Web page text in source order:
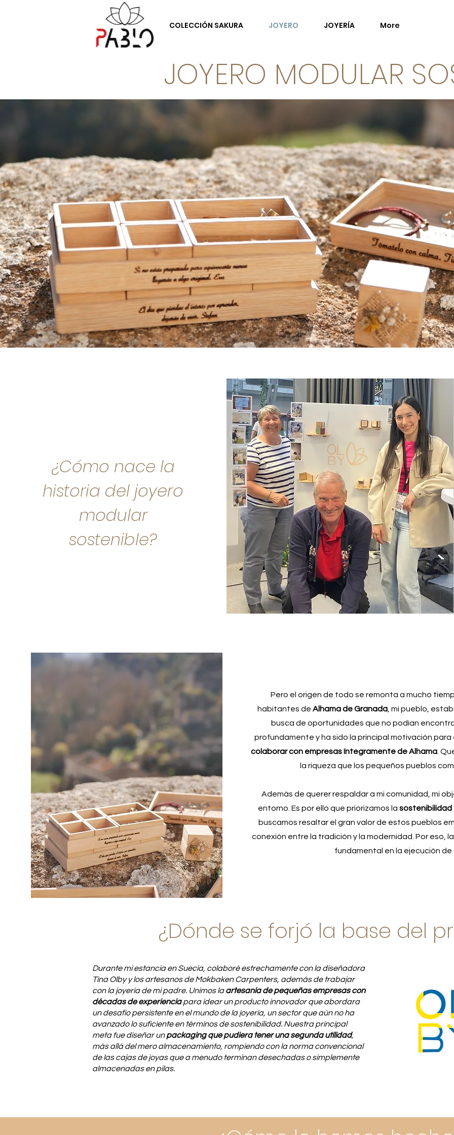
COLECCIÓN SAKURA JOYERO JOYERÍA More
JOYERO MODULAR
¿Cómo nace la
historia del joyero
modular
sostenible?
Pero el origen de todo se remonta a mucho
habitantes de Alhama de Granada, mi pueblo,
busca de oportunidades que no podían
profundamente y ha sido la principal motivación
colaborar con empresas íntegramente de Alhama.
la riqueza que los pequeños pueblos
Además de querer respaldar a mi comunidad, mi
entorno. Es por ello que priorizamos lasostenibilidad
buscamos resaltar el gran valor de estos pueblos
conexión entre la tradición y la modernidad. Por eso,
fundamental en la ejecución
¿Dónde se forjó la base del
Durante mi estancia en Suecia, colaboré estrechamente con la diseñadora
Tina Olby y los artesanos de Mokbaken Carpenters, además de trabajar
con la joyería de mi padre. Unimos laartesanía de pequeñas empresas con
décadas de experienciapara idear un producto innovador que abordara
un desafío persistente en el mundo de la joyería, un sector que aún no ha
avanzado lo suficiente en términos de sostenibilidad. Nuestra principal
meta fue diseñar unpackaging que pudiera tener una segunda utilidad,
más allá del mero almacenamiento, rompiendo con la norma convencional
de las cajas de joyas que a menudo terminan desechadas o simplemente
almacenadas en pilas.